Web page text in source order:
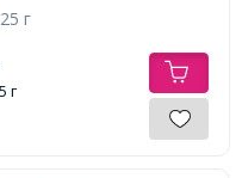
25 г
г